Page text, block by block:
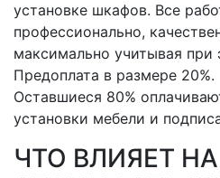
установке шкафов. Все
профессионально,
максимально учитывая
Предоплата в размере 20%.
Оставшиеся 80%
установки мебели и
ЧТО ВЛИЯЕТ НА